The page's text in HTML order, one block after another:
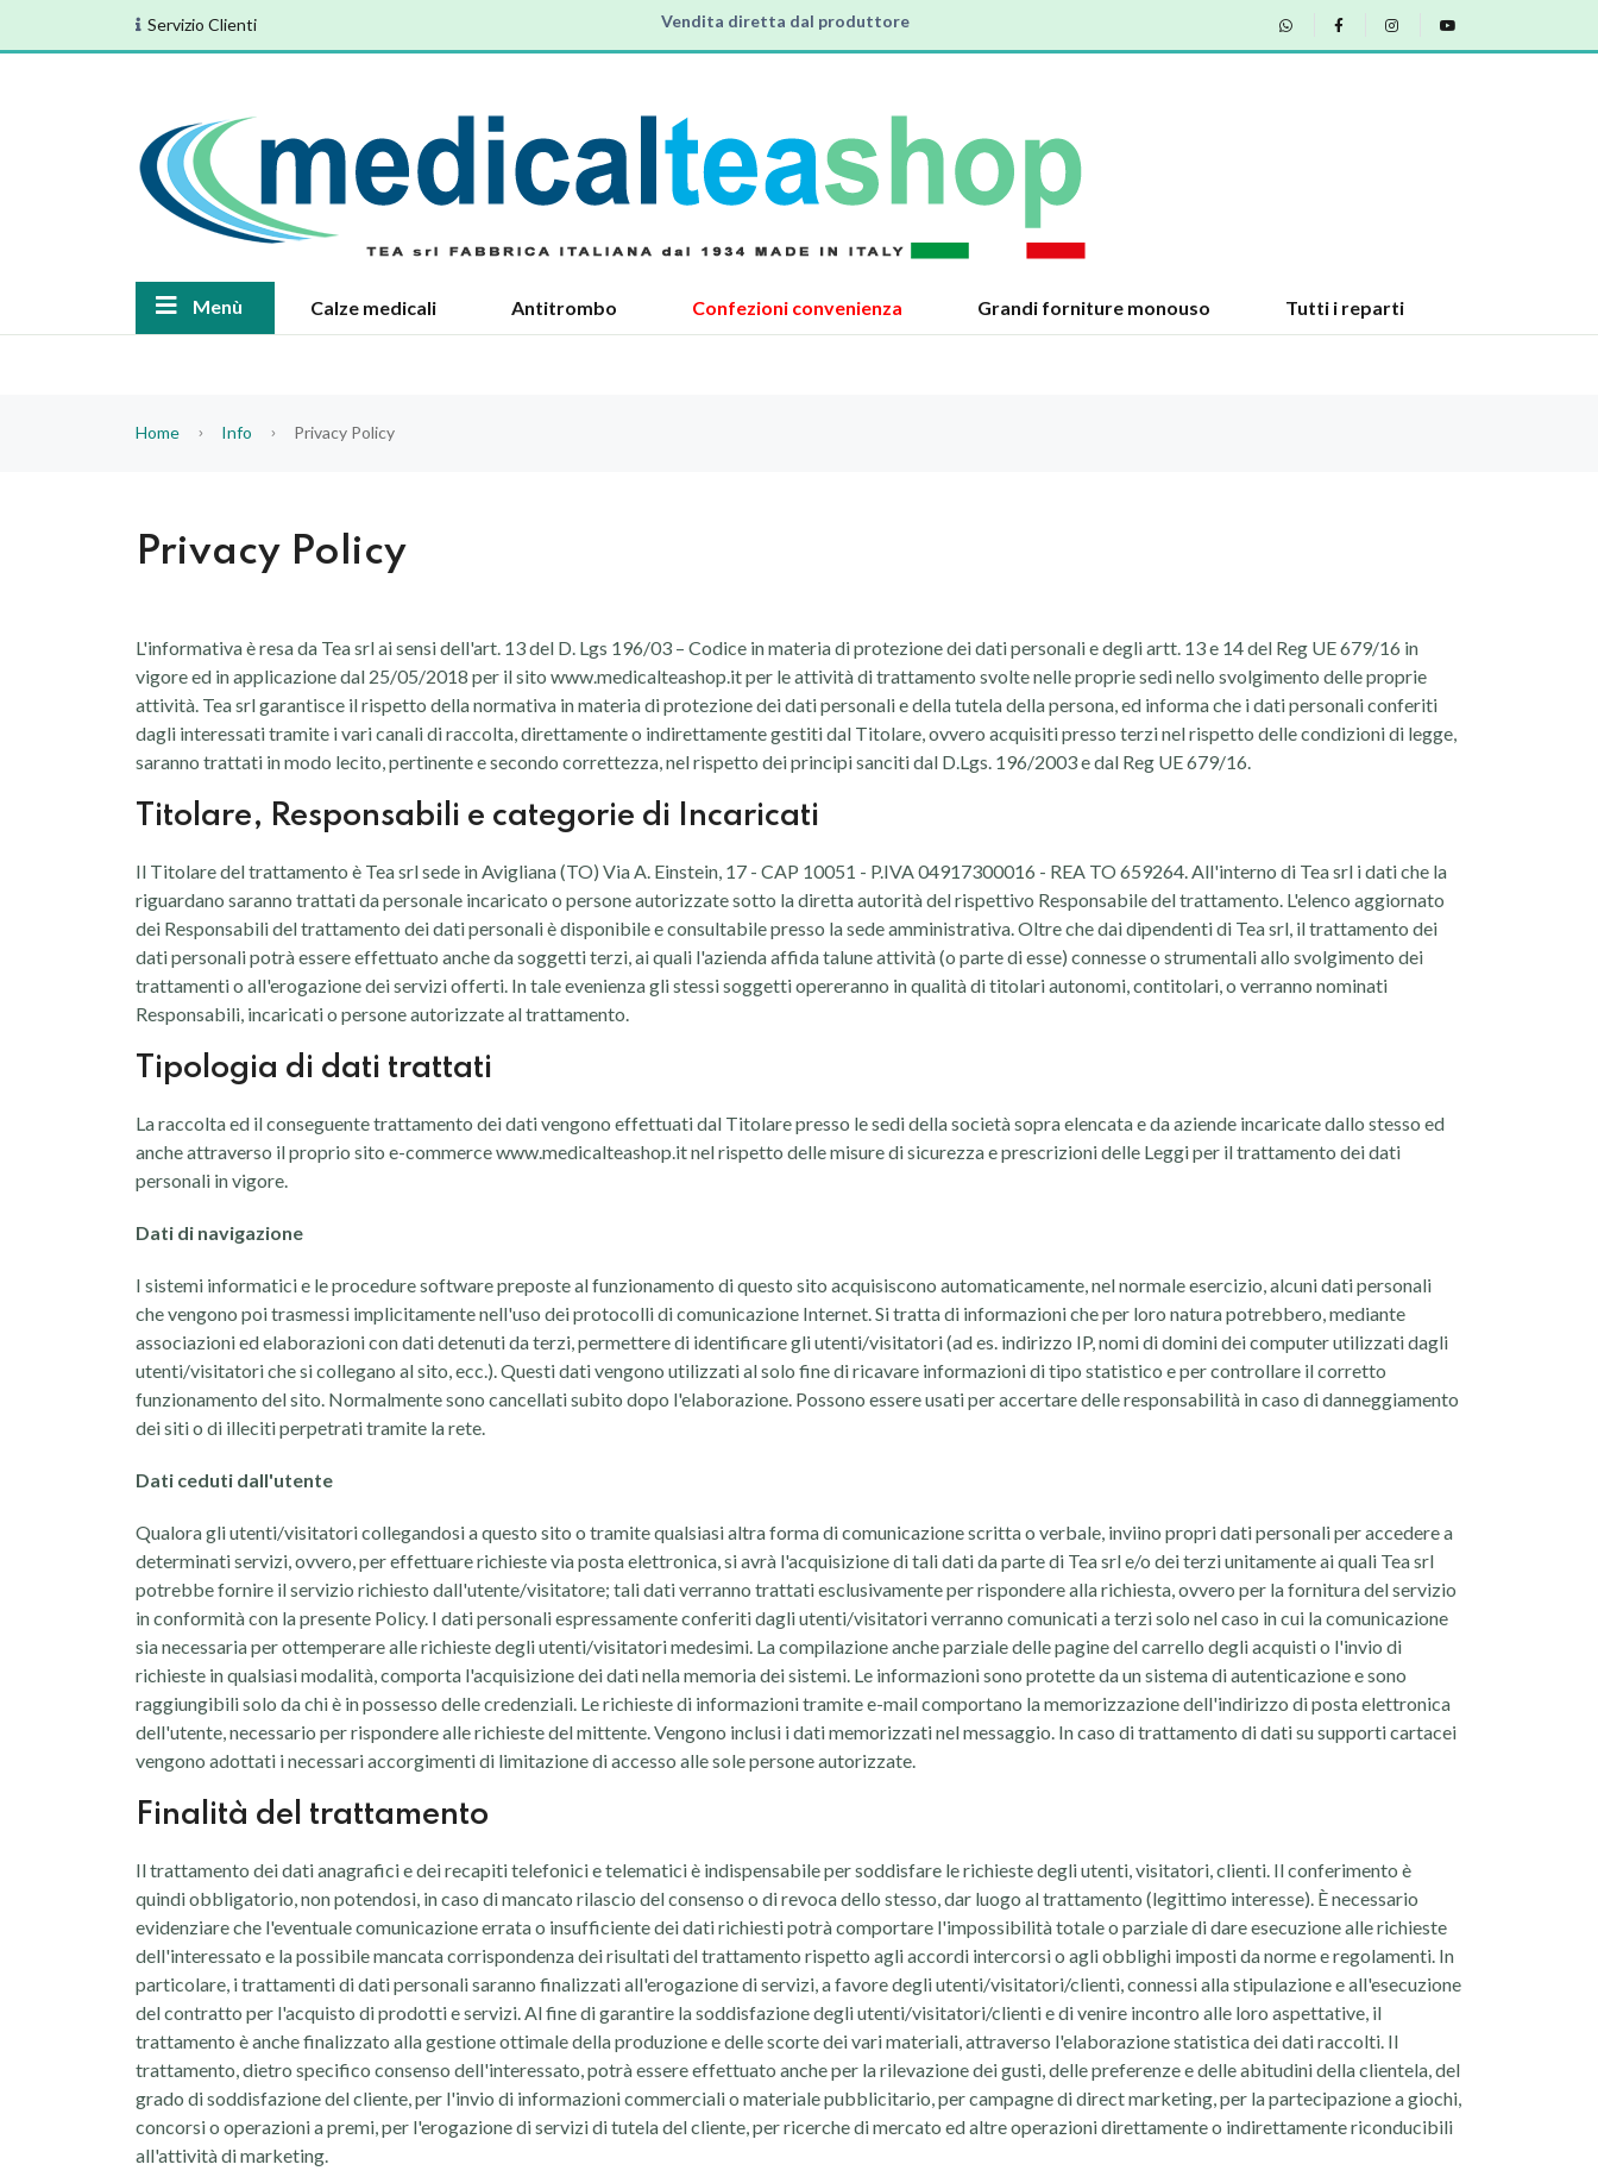
Servizio Clienti
Vendita diretta dal produttore
Articoli Made in Italy per il benessere, la salute e lo sport
Menù Calze medicali Antitrombo Confezioni convenienza Grandi forniture monouso Tutti i reparti
Home Info Privacy Policy
Privacy Policy
L'informativa è resa da Tea srl ai sensi dell'art. 13 del D. Lgs 196/03 – Codice in materia di protezione dei dati personali e degli artt. 13 e 14 del Reg UE 679/16 in
vigore ed in applicazione dal 25/05/2018 per il sito www.medicalteashop.it per le attività di trattamento svolte nelle proprie sedi nello svolgimento delle proprie
attività. Tea srl garantisce il rispetto della normativa in materia di protezione dei dati personali e della tutela della persona, ed informa che i dati personali conferiti
dagli interessati tramite i vari canali di raccolta, direttamente o indirettamente gestiti dal Titolare, ovvero acquisiti presso terzi nel rispetto delle condizioni di legge,
saranno trattati in modo lecito, pertinente e secondo correttezza, nel rispetto dei principi sanciti dal D.Lgs. 196/2003 e dal Reg UE 679/16.
Titolare, Responsabili e categorie di Incaricati
Il Titolare del trattamento è Tea srl sede in Avigliana (TO) Via A. Einstein, 17 - CAP 10051 - P.IVA 04917300016 - REA TO 659264. All'interno di Tea srl i dati che la
riguardano saranno trattati da personale incaricato o persone autorizzate sotto la diretta autorità del rispettivo Responsabile del trattamento. L'elenco aggiornato
dei Responsabili del trattamento dei dati personali è disponibile e consultabile presso la sede amministrativa. Oltre che dai dipendenti di Tea srl, il trattamento dei
dati personali potrà essere effettuato anche da soggetti terzi, ai quali l'azienda affida talune attività (o parte di esse) connesse o strumentali allo svolgimento dei
trattamenti o all'erogazione dei servizi offerti. In tale evenienza gli stessi soggetti opereranno in qualità di titolari autonomi, contitolari, o verranno nominati
Responsabili, incaricati o persone autorizzate al trattamento.
Tipologia di dati trattati
La raccolta ed il conseguente trattamento dei dati vengono effettuati dal Titolare presso le sedi della società sopra elencata e da aziende incaricate dallo stesso ed
anche attraverso il proprio sito e-commerce www.medicalteashop.it nel rispetto delle misure di sicurezza e prescrizioni delle Leggi per il trattamento dei dati
personali in vigore.
Dati di navigazione
I sistemi informatici e le procedure software preposte al funzionamento di questo sito acquisiscono automaticamente, nel normale esercizio, alcuni dati personali
che vengono poi trasmessi implicitamente nell'uso dei protocolli di comunicazione Internet. Si tratta di informazioni che per loro natura potrebbero, mediante
associazioni ed elaborazioni con dati detenuti da terzi, permettere di identificare gli utenti/visitatori (ad es. indirizzo IP, nomi di domini dei computer utilizzati dagli
utenti/visitatori che si collegano al sito, ecc.). Questi dati vengono utilizzati al solo fine di ricavare informazioni di tipo statistico e per controllare il corretto
funzionamento del sito. Normalmente sono cancellati subito dopo l'elaborazione. Possono essere usati per accertare delle responsabilità in caso di danneggiamento
dei siti o di illeciti perpetrati tramite la rete.
Dati ceduti dall'utente
Qualora gli utenti/visitatori collegandosi a questo sito o tramite qualsiasi altra forma di comunicazione scritta o verbale, inviino propri dati personali per accedere a
determinati servizi, ovvero, per effettuare richieste via posta elettronica, si avrà l'acquisizione di tali dati da parte di Tea srl e/o dei terzi unitamente ai quali Tea srl
potrebbe fornire il servizio richiesto dall'utente/visitatore; tali dati verranno trattati esclusivamente per rispondere alla richiesta, ovvero per la fornitura del servizio
in conformità con la presente Policy. I dati personali espressamente conferiti dagli utenti/visitatori verranno comunicati a terzi solo nel caso in cui la comunicazione
sia necessaria per ottemperare alle richieste degli utenti/visitatori medesimi. La compilazione anche parziale delle pagine del carrello degli acquisti o l'invio di
richieste in qualsiasi modalità, comporta l'acquisizione dei dati nella memoria dei sistemi. Le informazioni sono protette da un sistema di autenticazione e sono
raggiungibili solo da chi è in possesso delle credenziali. Le richieste di informazioni tramite e-mail comportano la memorizzazione dell'indirizzo di posta elettronica
dell'utente, necessario per rispondere alle richieste del mittente. Vengono inclusi i dati memorizzati nel messaggio. In caso di trattamento di dati su supporti cartacei
vengono adottati i necessari accorgimenti di limitazione di accesso alle sole persone autorizzate.
Finalità del trattamento
Il trattamento dei dati anagrafici e dei recapiti telefonici e telematici è indispensabile per soddisfare le richieste degli utenti, visitatori, clienti. Il conferimento è
quindi obbligatorio, non potendosi, in caso di mancato rilascio del consenso o di revoca dello stesso, dar luogo al trattamento (legittimo interesse). È necessario
evidenziare che l'eventuale comunicazione errata o insufficiente dei dati richiesti potrà comportare l'impossibilità totale o parziale di dare esecuzione alle richieste
dell'interessato e la possibile mancata corrispondenza dei risultati del trattamento rispetto agli accordi intercorsi o agli obblighi imposti da norme e regolamenti. In
particolare, i trattamenti di dati personali saranno finalizzati all'erogazione di servizi, a favore degli utenti/visitatori/clienti, connessi alla stipulazione e all'esecuzione
del contratto per l'acquisto di prodotti e servizi. Al fine di garantire la soddisfazione degli utenti/visitatori/clienti e di venire incontro alle loro aspettative, il
trattamento è anche finalizzato alla gestione ottimale della produzione e delle scorte dei vari materiali, attraverso l'elaborazione statistica dei dati raccolti. Il
trattamento, dietro specifico consenso dell'interessato, potrà essere effettuato anche per la rilevazione dei gusti, delle preferenze e delle abitudini della clientela, del
grado di soddisfazione del cliente, per l'invio di informazioni commerciali o materiale pubblicitario, per campagne di direct marketing, per la partecipazione a giochi,
concorsi o operazioni a premi, per l'erogazione di servizi di tutela del cliente, per ricerche di mercato ed altre operazioni direttamente o indirettamente riconducibili
all'attività di marketing.